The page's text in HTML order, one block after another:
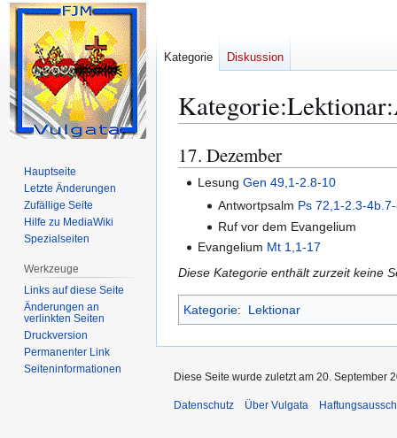
Kategorie:
Zur
Navigation
springen
Zur
Suche
springen
17. Dezember
LesungGen 49,1-2.8-10
Antwortpsalm Ps 72,1-2.3-
Ruf vor dem Evangelium
Evangelium Mt 1,1-17
Diese Kategorie enthält zurzeit keine
Kategorie: Lektionar
Kategorie Diskussion
Hauptseite
Letzte Änderungen
Zufällige Seite
Hilfe zu MediaWiki
Spezialseiten
Werkzeuge
Links auf diese Seite
Änderungen an
verlinkten Seiten
Druckversion
Permanenter Link
Seiten­­informationen
Diese Seite wurde zuletzt am 20. September
Datenschutz Über Vulgata